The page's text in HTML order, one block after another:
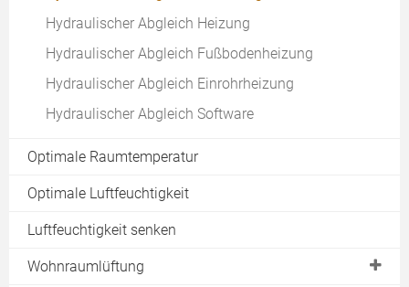
EEWärmeG
Heizlastberechnung
Downloads
EWärmeG
Gebäudeenergiegesetz (GEG)
Energieausweis
CO2-Steuer
Teilwarmmiete
Heizkostenverordnung
Hocheffizienzpumpe
Stromverbrauch einer Heizungspumpe
Preise für Umwälzpumpen
Heizungspumpe austauschen
Heizungspumpe Test
Wärmetauscher
Legionellen
Frischwasserstation
Durchlauferhitzer Test
Hydraulischer Abgleich Heizung
Hydraulischer Abgleich Fußbodenheizung
Hydraulischer Abgleich Einrohrheizung
Hydraulischer Abgleich Software
Optimale Raumtemperatur
Optimale Luftfeuchtigkeit
Luftfeuchtigkeit senken
Wohnraumlüftung